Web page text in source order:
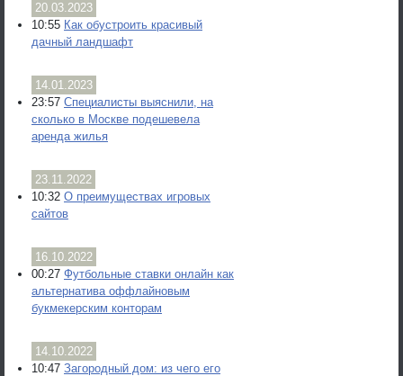
20.03.2023
10:55 Как обустроить красивый
дачный ландшафт
14.01.2023
23:57 Специалисты выяснили, на
сколько в Москве подешевела
аренда жилья
23.11.2022
10:32 О преимуществах игровых
сайтов
16.10.2022
00:27 Футбольные ставки онлайн как
альтернатива оффлайновым
букмекерским конторам
14.10.2022
10:47 Загородный дом: из чего его